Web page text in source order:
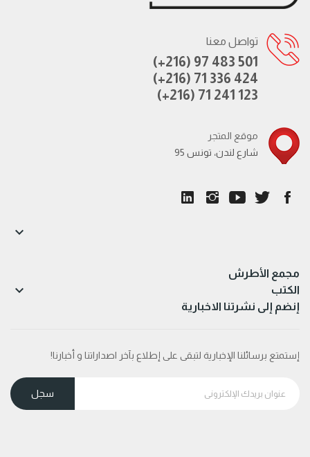
تواصل معنا
(+216) 97 483 501
(+216) 71 336 424
(+216) 71 241 123
موقع المتجر
95 شارع لندن، تونس
مجمع الأطرش

الكتب 
إنضم إلى نشرتنا الاخبارية
إستمتع برسائلنا الإخبارية لتبقى على إطلاع بآخر اصداراتنا و أخبارنا!